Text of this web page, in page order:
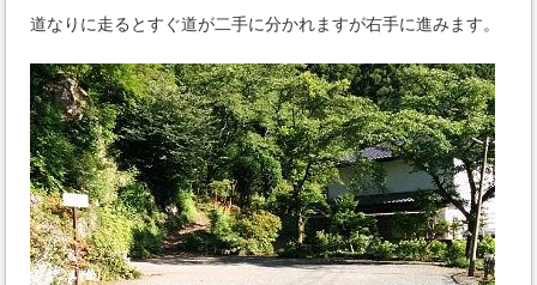
道なりに走るとすぐ道が二手に分かれますが右手に進みます。